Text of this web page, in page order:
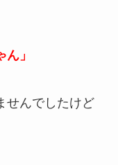
」
せんでしたけど